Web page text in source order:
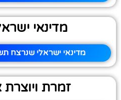
מדינאי
מדינאי ישראלי שנרצח
זמרת